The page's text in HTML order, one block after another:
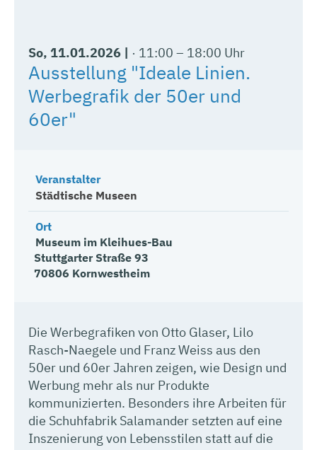
So, 11.01.2026 | 11:00 – 18:00 Uhr
Ausstellung "Ideale Linien.
Werbegrafik der 50er und
60er"
Veranstalter
Städtische Museen
Ort
Museum im Kleihues-Bau
Stuttgarter Straße 93
70806 Kornwestheim
Die Werbegrafiken von Otto Glaser, Lilo
Rasch-Naegele und Franz Weiss aus den
50er und 60er Jahren zeigen, wie Design und
Werbung mehr als nur Produkte
kommunizierten. Besonders ihre Arbeiten für
die Schuhfabrik Salamander setzten auf eine
Inszenierung von Lebensstilen statt auf die